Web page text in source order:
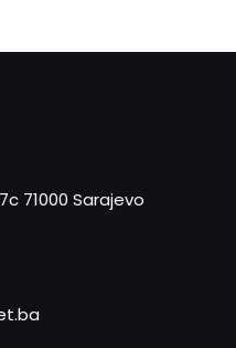
71000 Sarajevo